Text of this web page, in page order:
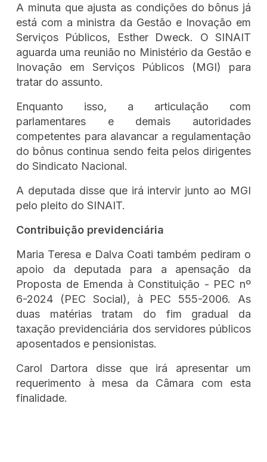
A minuta que ajusta as condições do bônus já
está com a ministra da Gestão e Inovação em
Serviços Públicos, Esther Dweck. O SINAIT
aguarda uma reunião no Ministério da Gestão e
Inovação em Serviços Públicos (MGI) para
tratar do assunto.
Enquanto isso, a articulação com
parlamentares e demais autoridades
competentes para alavancar a regulamentação
do bônus continua sendo feita pelos dirigentes
do Sindicato Nacional.
A deputada disse que irá intervir junto ao MGI
pelo pleito do SINAIT.
Contribuição previdenciária
Maria Teresa e Dalva Coati também pediram o
apoio da deputada para a apensação da
Proposta de Emenda à Constituição - PEC nº
6-2024 (PEC Social), à PEC 555-2006. As
duas matérias tratam do fim gradual da
taxação previdenciária dos servidores públicos
aposentados e pensionistas.
Carol Dartora disse que irá apresentar um
requerimento à mesa da Câmara com esta
finalidade.